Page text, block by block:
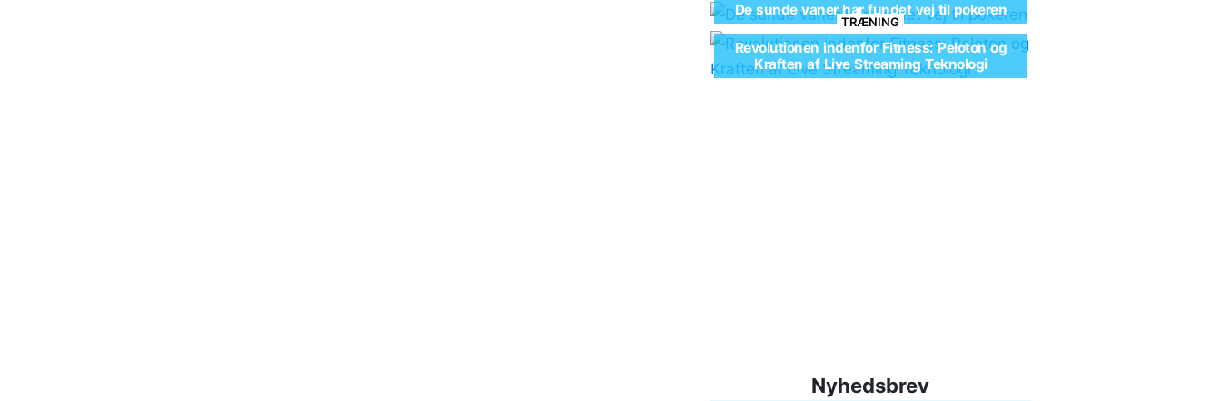
De sunde vaner har fundet vej til pokeren
TRÆNING
Revolutionen indenfor Fitness: Peloton og
Kraften af Live Streaming Teknologi
Nyhedsbrev